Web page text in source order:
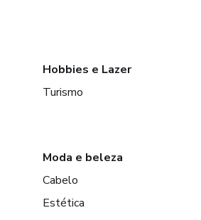
Hobbies e Lazer
Turismo
Moda e beleza
Cabelo
Estética